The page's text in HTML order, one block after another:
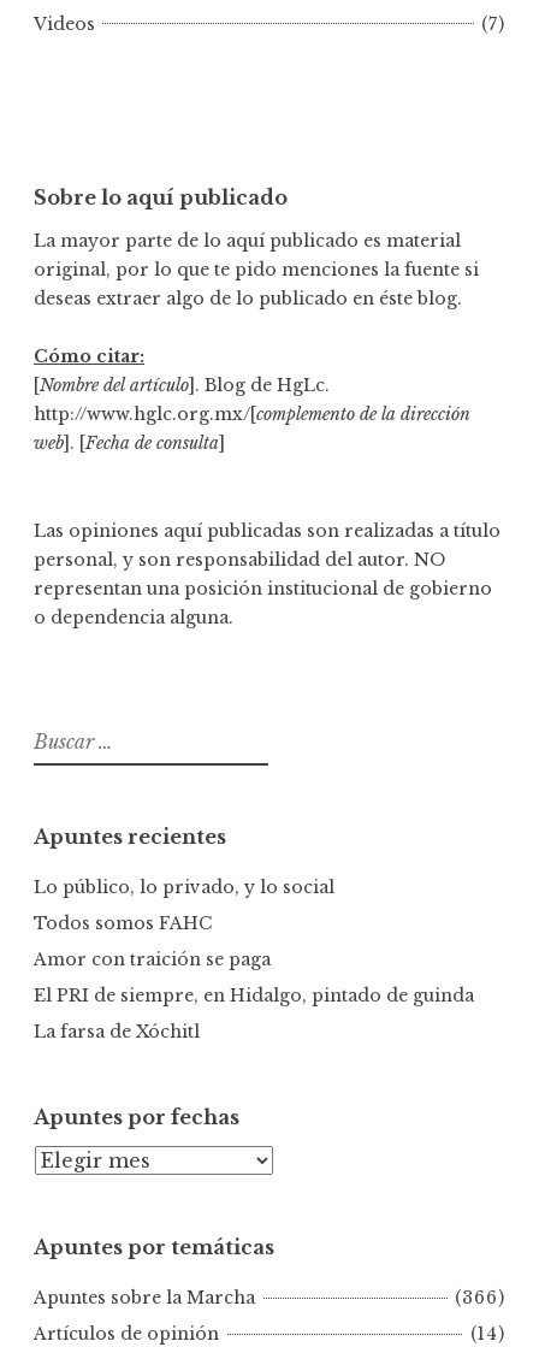
a
Videos
(7)
Sobre lo aquí publicado
La mayor parte de lo aquí publicado es material
original, por lo que te pido menciones la fuente si
deseas extraer algo de lo publicado en éste blog.
Cómo citar:
[Nombre del artículo]. Blog de HgLc.
http://www.hglc.org.mx/[complemento de la dirección
web]. [Fecha de consulta]
Las opiniones aquí publicadas son realizadas a título
personal, y son responsabilidad del autor. NO
representan una posición institucional de gobierno
o dependencia alguna.
B
u
a
r
Apuntes recientes
Lo público, lo privado, y lo social
Todos somos FAHC
Amor con traición se paga
El PRI de siempre, en Hidalgo, pintado de guinda
La farsa de Xóchitl
Apuntes por fechas
A
n
e
s
Apuntes por temáticas
Apuntes sobre la Marcha
(366)
Artículos de opinión
(14)